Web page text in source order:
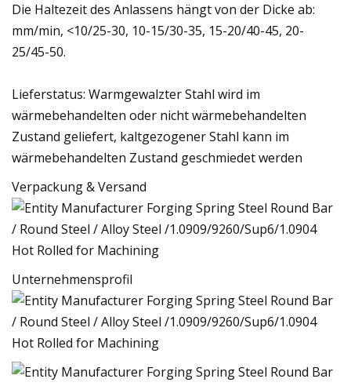
Die Haltezeit des Anlassens hängt von der Dicke ab:
mm/min, <10/25-30, 10-15/30-35, 15-20/40-45, 20-
25/45-50.
Lieferstatus: Warmgewalzter Stahl wird im
wärmebehandelten oder nicht wärmebehandelten
Zustand geliefert, kaltgezogener Stahl kann im
wärmebehandelten Zustand geschmiedet werden
Verpackung & Versand
Unternehmensprofil